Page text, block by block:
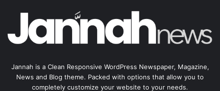
Jannah is a Clean Responsive WordPress Newspaper, Magazine,
News and Blog theme. Packed with options that allow you to
completely customize your website to your needs.